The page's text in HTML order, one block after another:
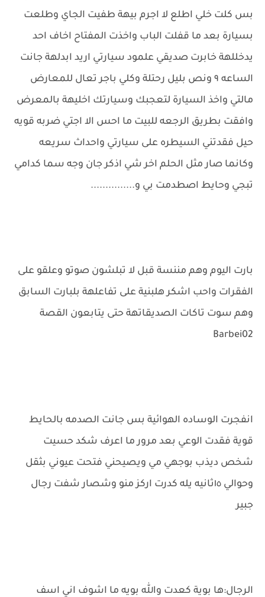
بس كلت خلي اطلع لا اجرم بيهة طفيت الجاي وطلعت
بسيارة بعد ما قفلت الباب واخذت المفتاح اخاف احد
يدخللهة خابرت صديقي علمود سيارتي اريد ابدلهة جانت
الساعه ٩ ونص بليل رحتلة وكلي باجر تعال للمعارض
مالتي واخذ السيارة لتعجبك وسيارتك اخليهة بالمعرض
وافقت بطريق الرجعه للبيت ما احس الا اجتي ضربه قويه
حيل فقدتني السيطره على سيارتي واحداث سريعه
وكانما صار مثل الحلم اخر شي اذكر جان وجه سما كدامي
تبجي وحايط اصطدمت بي و...............
بارت اليوم وهم مننسة قبل لا تبلشون صوتو وعلقو على
الفقرات واحب اشكر هلبنية على تفاعلهة بلبارت السابق
وهم سوت تاكات الصديقاتهة حتى يتابعون القصة
Barbei02
انفجرت الوساده الهوائية بس جانت الصدمه بالحايط
قوية فقدت الوعي بعد مرور ما اعرف شكد حسيت
شخص ديذب بوجهي مي ويصيحني فتحت عيوني بثقل
وحوالي ١٥ثانيه يله كدرت اركز منو وشصار شفت رجال
جبير
الرجال:ها بوية كعدت والله بويه ما اشوف اني اسف